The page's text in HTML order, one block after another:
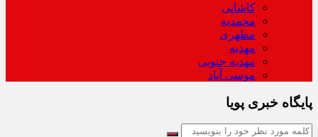
کاشانی
محمدیه
مطهری
مهدیه
مهدیه جنوبی
موسی آباد
پایگاه خبری پویا